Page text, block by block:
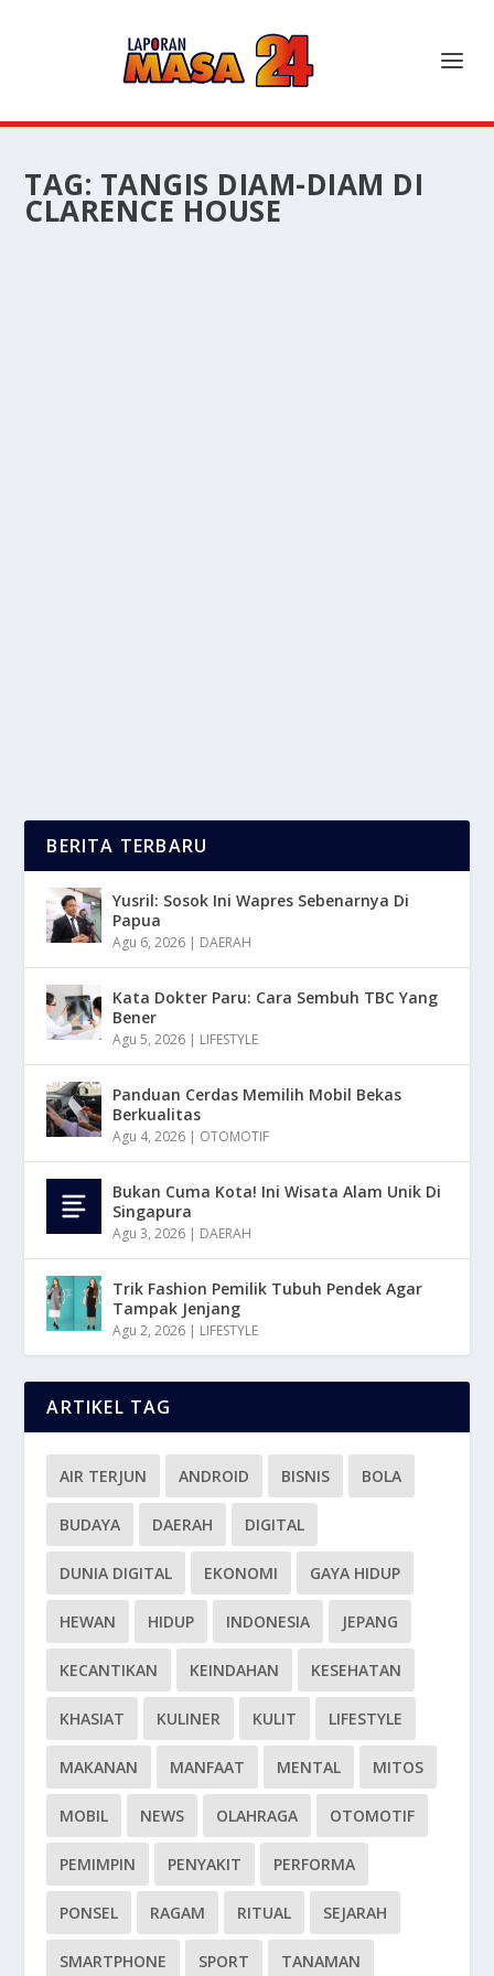
TAG: TANGIS DIAM-DIAM DI
CLARENCE HOUSE
BERITA TERBARU
Yusril: Sosok Ini Wapres Sebenarnya Di
Papua
Agu 6, 2026 | DAERAH
Kata Dokter Paru: Cara Sembuh TBC Yang
Bener
Agu 5, 2026 | LIFESTYLE
Panduan Cerdas Memilih Mobil Bekas
Berkualitas
Agu 4, 2026 | OTOMOTIF
Bukan Cuma Kota! Ini Wisata Alam Unik Di
Singapura
Agu 3, 2026 | DAERAH
Trik Fashion Pemilik Tubuh Pendek Agar
Tampak Jenjang
Agu 2, 2026 | LIFESTYLE
ARTIKEL TAG
AIR TERJUN ANDROID BISNIS BOLA
BUDAYA DAERAH DIGITAL
DUNIA DIGITAL EKONOMI GAYA HIDUP
HEWAN HIDUP INDONESIA JEPANG
KECANTIKAN KEINDAHAN KESEHATAN
KHASIAT KULINER KULIT LIFESTYLE
MAKANAN MANFAAT MENTAL MITOS
MOBIL NEWS OLAHRAGA OTOMOTIF
PEMIMPIN PENYAKIT PERFORMA
PONSEL RAGAM RITUAL SEJARAH
SMARTPHONE SPORT TANAMAN